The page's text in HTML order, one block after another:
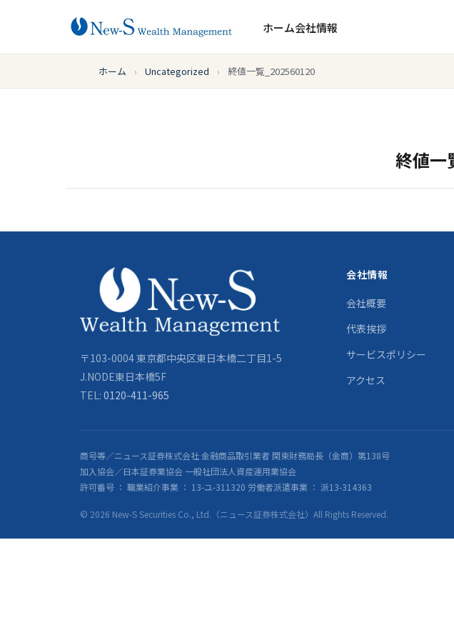
ホーム会社情報
ホーム › Uncategorized › 終値一覧_202560120
終値一
〒103-0004 東京都中央区東日本橋二丁目1-5
J.NODE東日本橋5F
TEL: 0120-411-965
会社情報
会社概要
代表挨拶
サービスポリシー
アクセス
商号等／ニュース証券株式会社 金融商品取引業者 関東財務局長（金商）第138号
加入協会／日本証券業協会 一般社団法人資産運用業協会
許可番号 ： 職業紹介事業 ： 13-ユ-311320 労働者派遣事業 ： 派13-314363
© 2026 New-S Securities Co., Ltd.（ニュース証券株式会社）All Rights Reserved.